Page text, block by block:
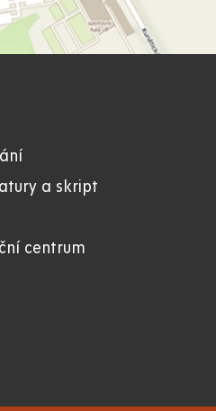
a skript
centrum